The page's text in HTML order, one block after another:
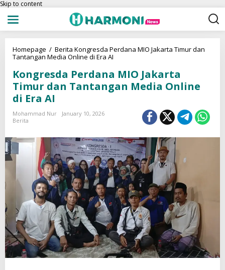
Skip to content
Homepage / Berita Kongresda Perdana MIO Jakarta Timur dan
Tantangan Media Online di Era AI
Kongresda Perdana MIO Jakarta
Timur dan Tantangan Media Online
di Era AI
Mohammad Nur
January 10, 2026
Berita